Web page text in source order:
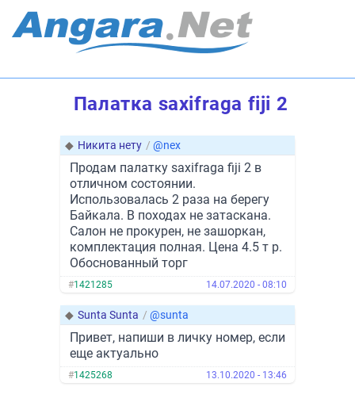
Палатка saxifraga fiji 2
◆ Никита нету / @nex
Продам палатку saxifraga fiji 2 в
отличном состоянии.
Использовалась 2 раза на берегу
Байкала. В походах не затаскана.
Салон не прокурен, не зашоркан,
комплектация полная. Цена 4.5 т р.
Обоснованный торг
#1421285 14.07.2020 - 08:10
◆ Sunta Sunta / @sunta
Привет, напиши в личку номер, если
еще актуально
#1425268 13.10.2020 - 13:46